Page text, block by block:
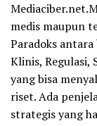
medis maupun
Paradoks
Klinis, Regulasi,
yang bisa
riset. Ada
strategis yang